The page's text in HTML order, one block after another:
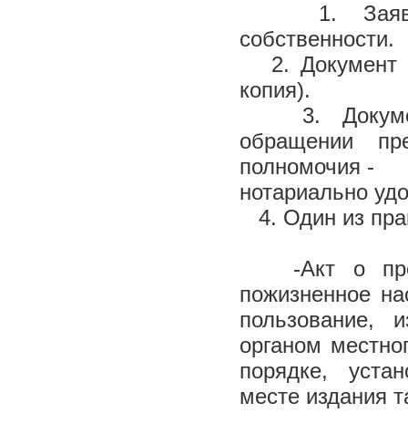
1.
собственности.
2. Документ
копия).
3.
обращении
полномочия -
нотариально
4. Один из
-Акт о
пожизненное
пользование,
органом
порядке,
месте издания